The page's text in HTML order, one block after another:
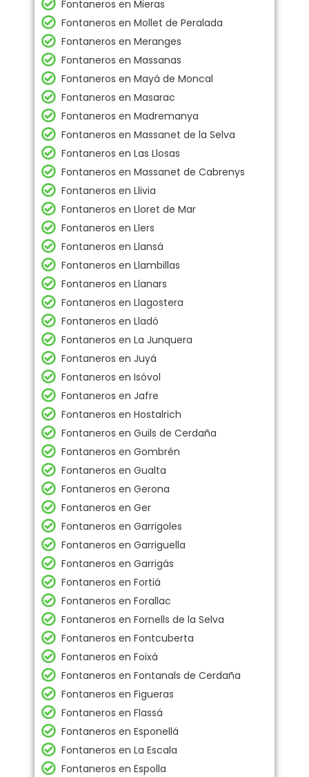
Fontaneros en Mieras
Fontaneros en Mollet de Peralada
Fontaneros en Meranges
Fontaneros en Massanas
Fontaneros en Mayá de Moncal
Fontaneros en Masarac
Fontaneros en Madremanya
Fontaneros en Massanet de la Selva
Fontaneros en Las Llosas
Fontaneros en Massanet de Cabrenys
Fontaneros en Llivia
Fontaneros en Lloret de Mar
Fontaneros en Llers
Fontaneros en Llansá
Fontaneros en Llambillas
Fontaneros en Llanars
Fontaneros en Llagostera
Fontaneros en Lladó
Fontaneros en La Junquera
Fontaneros en Juyá
Fontaneros en Isóvol
Fontaneros en Jafre
Fontaneros en Hostalrich
Fontaneros en Guils de Cerdaña
Fontaneros en Gombrén
Fontaneros en Gualta
Fontaneros en Gerona
Fontaneros en Ger
Fontaneros en Garrigoles
Fontaneros en Garriguella
Fontaneros en Garrigás
Fontaneros en Fortiá
Fontaneros en Forallac
Fontaneros en Fornells de la Selva
Fontaneros en Fontcuberta
Fontaneros en Foixá
Fontaneros en Fontanals de Cerdaña
Fontaneros en Figueras
Fontaneros en Flassá
Fontaneros en Esponellá
Fontaneros en La Escala
Fontaneros en Espolla